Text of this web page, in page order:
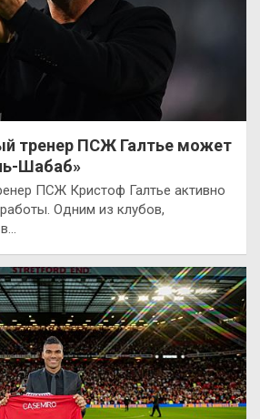
тренер ПСЖ Галтье может
Шабаб»
ПСЖ Кристоф Галтье активно
Одним из клубов,